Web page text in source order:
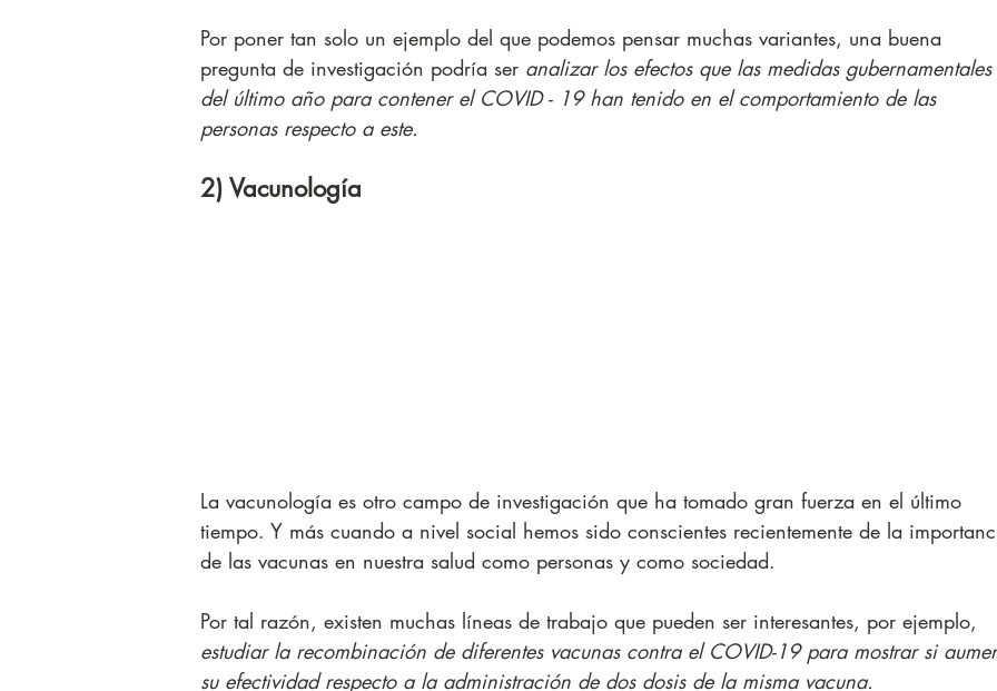
Por poner tan solo un ejemplo del que podemos pensar muchas variantes, una buena
pregunta de investigación podría ser analizar los efectos que las medidas gubernamentales
del último año para contener el COVID - 19 han tenido en el comportamiento de las
personas respecto a este.
2) Vacunología
La vacunología es otro campo de investigación que ha tomado gran fuerza en el último
tiempo. Y más cuando a nivel social hemos sido conscientes recientemente de la
de las vacunas en nuestra salud como personas y como sociedad.
Por tal razón, existen muchas líneas de trabajo que pueden ser interesantes, por ejemplo,
estudiar la recombinación de diferentes vacunas contra el COVID-19 para mostrar si
su efectividad respecto a la administración de dos dosis de la misma vacuna.